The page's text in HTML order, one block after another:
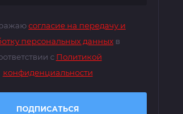
согласие на передачу и
персональных данныхв
с Политикой
конфиденциальности
ПОДПИСАТЬСЯ